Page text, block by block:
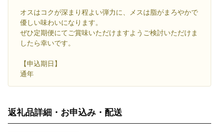
オスはコクが深まり程よい弾力に、メスは脂がまろやかで
優しい味わいになります。
ぜひ定期便にてご賞味いただけますようご検討いただけま
したら幸いです。
【申込期日】
通年
返礼品詳細・お申込み・配送